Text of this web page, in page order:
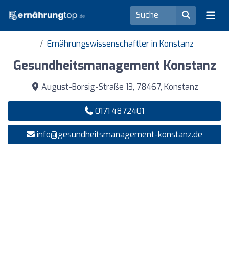
Ernährungswissenschaftler in Konstanz
Gesundheitsmanagement Konstanz
August-Borsig-Straße 13, 78467, Konstanz
0171 4872401
info@gesundheitsmanagement-konstanz.de